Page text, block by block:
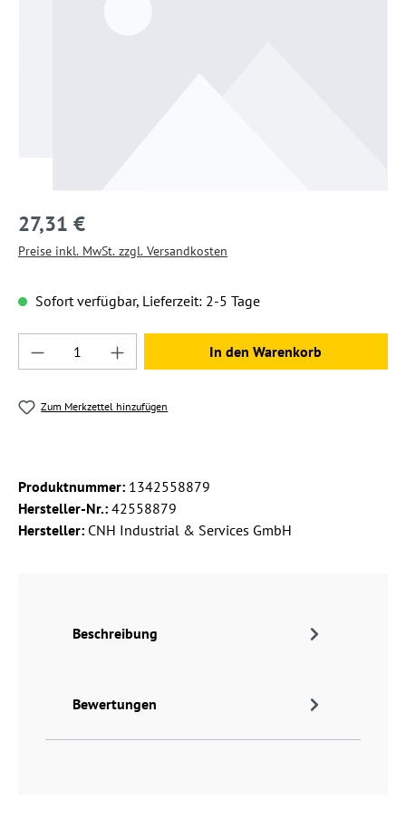
27,31 €
Preise inkl. MwSt. zzgl. Versandkosten
Sofort verfügbar, Lieferzeit: 2-5 Tage
Produkt Anzahl: Gib den gewünschten
In den Warenkorb
Zum Merkzettel hinzufügen
Produktnummer: 1342558879
Hersteller-Nr.: 42558879
Hersteller: CNH Industrial & Services GmbH
Beschreibung
Bewertungen